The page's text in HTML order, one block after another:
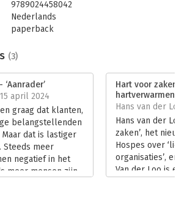
ja, ik ben daar erg enthousiast
hoogleraar bedrijfsethiek aan de
9789024458042
Nederlands
paperback
Boom
Organisatiekunde Verandermanagement
(3)
april 2024
graag dat klanten,
belangstellenden
dat is lastiger
Steeds meer
negatief in het
meer mensen zijn
Hart voor zaken -
hartverwarmende
Hans van der
Hans van der Loo
zaken’, het
Hospes over
organisaties’, en
Van der Loo is